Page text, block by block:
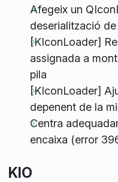
Afegeix un
deserialització
[KIconLoader]
assignada a
pila
[KIconLoader]
depenent de la
Centra
encaixa (error
KIO